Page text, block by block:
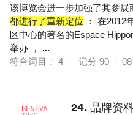
该博览会进一步加强了其参展
都进行了重新定位 ： 在2012
区中心的著名的Espace
举办 ， ...
符合词目： 4 - 记分 90 - 08
24. 品牌资